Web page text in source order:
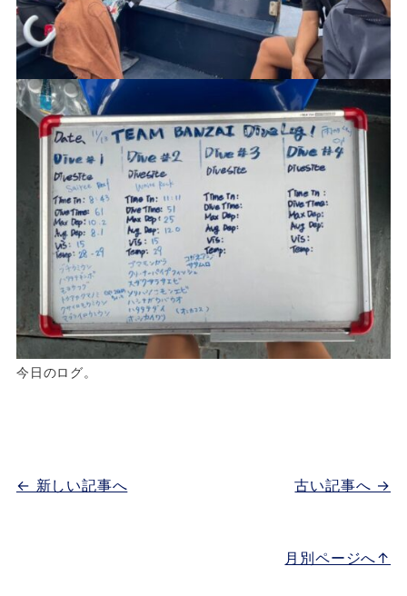
今日のログ。
古い記事へ →
← 新しい記事へ
月別ページへ↑